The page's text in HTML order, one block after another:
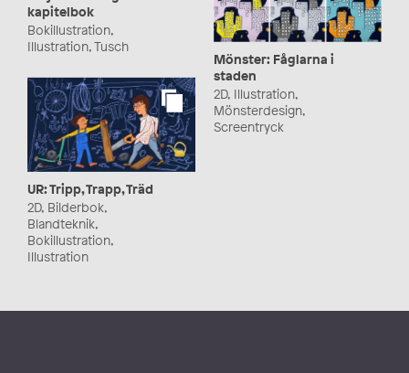
kapitelbok
Bokillustration,
Illustration, Tusch
Mönster: Fåglarna i
staden
2D, Illustration,
Mönsterdesign,
Screentryck
UR: Tripp, Trapp, Träd
2D, Bilderbok,
Blandteknik,
Bokillustration,
Illustration